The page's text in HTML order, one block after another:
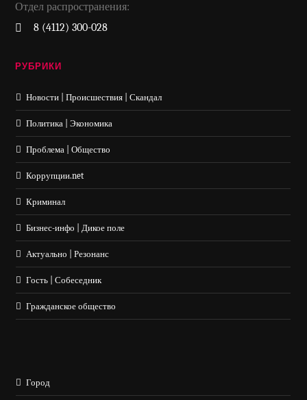
Отдел распространения:
8 (4112) 300-028
РУБРИКИ
Новости | Происшествия | Скандал
Политика | Экономика
Проблема | Общество
Коррупции.net
Криминал
Бизнес-инфо | Дикое поле
Актуально | Резонанс
Гость | Собеседник
Гражданское общество
Город